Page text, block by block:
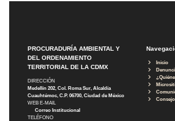
PROCURADURÍA AMBIENTAL Y
DEL ORDENAMIENTO
TERRITORIAL DE LA CDMX
DIRECCIÓN
Medellín 202, Col. Roma Sur, Alcaldía
Cuauhtémoc, C.P. 06700, Ciudad de México
WEB E-MAIL
Correo Institucional
TELÉFONO
Inicio